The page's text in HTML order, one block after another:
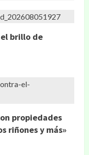
brillo de
propiedades
riñones y más»